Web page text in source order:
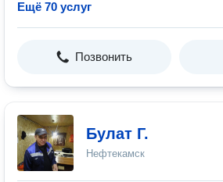
Ещё 70 услуг
Позвонить
Булат Г.
Нефтекамск